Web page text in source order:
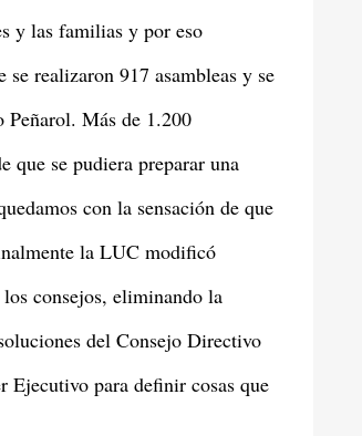
y las familias y por eso
realizaron 917 asambleas y se
Peñarol. Más de 1.200
que se pudiera preparar una
con la sensación de que
la LUC modificó
consejos, eliminando la
del Consejo Directivo
Ejecutivo para definir cosas que